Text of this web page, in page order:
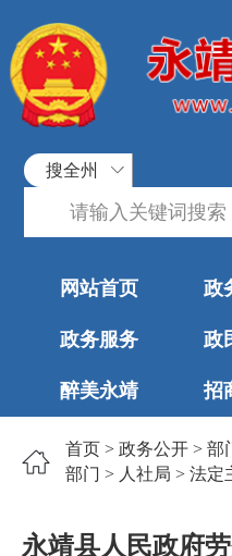
搜全州
网站首页 政
政务服务 政
醉美永靖 招
首页 > 政务公开 > 部
部门 > 人社局 > 法定
永靖县人民政府